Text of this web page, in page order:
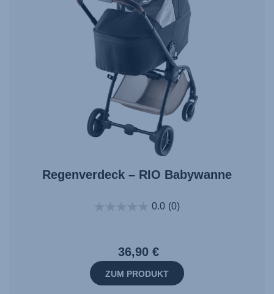
Regenverdeck – RIO Babywanne
0.0 (0)
36,90 €
ZUM PRODUKT